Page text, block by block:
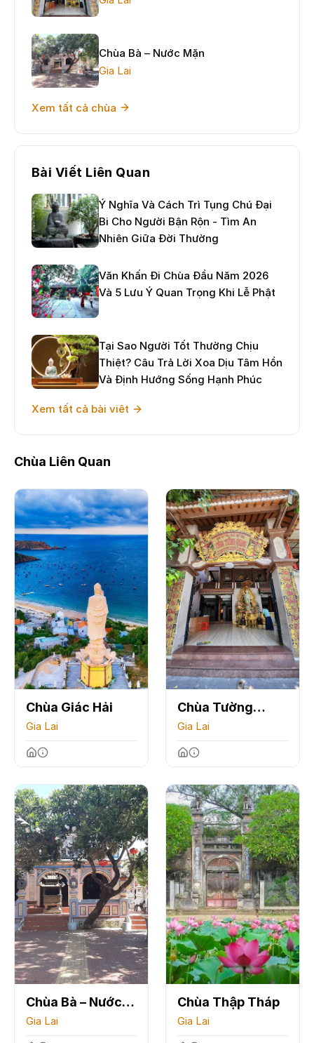
Chùa Bà – Nước Mặn
Gia Lai
Xem tất cả chùa
Bài Viết Liên Quan
Ý Nghĩa Và Cách Trì Tụng Chú Đại
Bi Cho Người Bận Rộn - Tìm An
Nhiên Giữa Đời Thường
Văn Khấn Đi Chùa Đầu Năm 2026
Và 5 Lưu Ý Quan Trọng Khi Lễ Phật
Tại Sao Người Tốt Thường Chịu
Thiệt? Câu Trả Lời Xoa Dịu Tâm Hồn
Và Định Hướng Sống Hạnh Phúc
Xem tất cả bài viêt
Chùa Liên Quan
Chùa Giác Hải
Gia Lai
Chùa Tường
Quang
Gia Lai
Chùa Bà – Nước
Mặn
Gia Lai
Chùa Thập Tháp
Gia Lai